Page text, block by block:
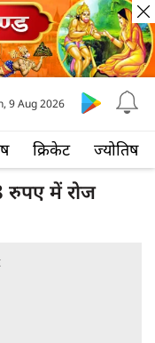
क्रिकेट ज्योतिष
9 Aug 2026
रुपए में रोज